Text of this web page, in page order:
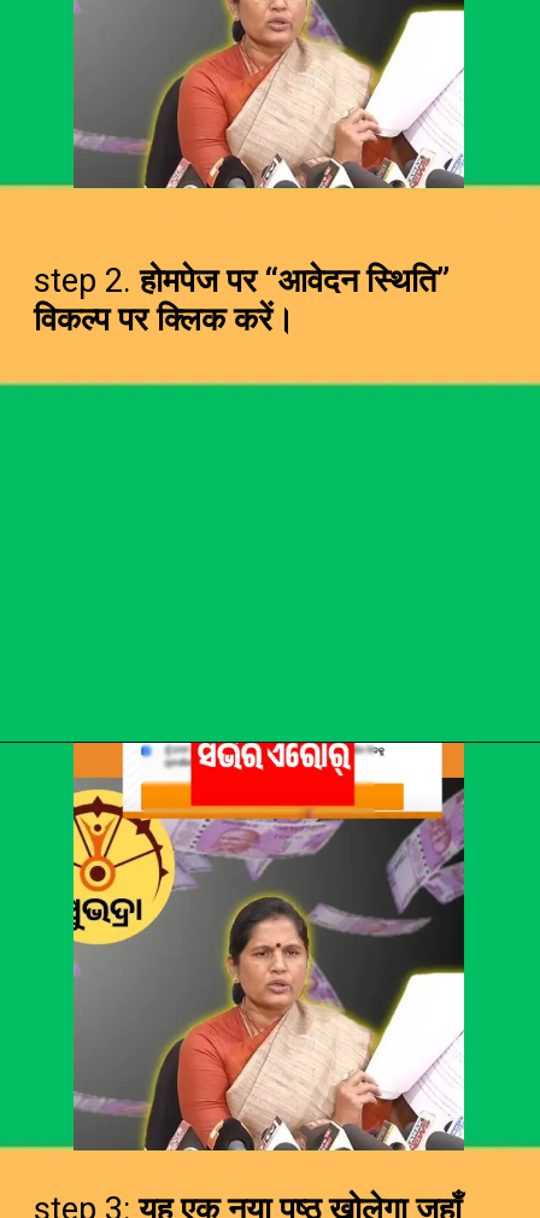
step 2.होमपेज पर “आवेदन स्थिति”
विकल्प पर क्लिक करें।
step 3:यह एक नया पृष्ठ खोलेगा जहाँ